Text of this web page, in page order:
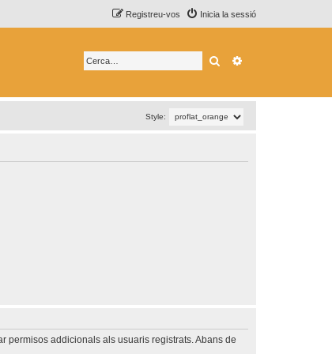
Inicia la sessió
Registreu-vos
Cerca
Style:
permisos addicionals als usuaris registrats. Abans de